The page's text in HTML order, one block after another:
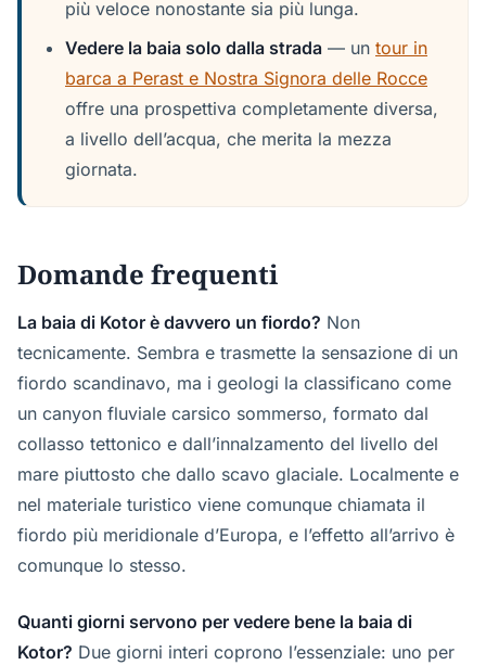
più veloce nonostante sia più lunga.
Vedere la baia solo dalla strada — un tour in
barca a Perast e Nostra Signora delle Rocce
offre una prospettiva completamente diversa,
a livello dell’acqua, che merita la mezza
giornata.
Domande frequenti
La baia di Kotor è davvero un fiordo? Non
tecnicamente. Sembra e trasmette la sensazione di un
fiordo scandinavo, ma i geologi la classificano come
un canyon fluviale carsico sommerso, formato dal
collasso tettonico e dall’innalzamento del livello del
mare piuttosto che dallo scavo glaciale. Localmente e
nel materiale turistico viene comunque chiamata il
fiordo più meridionale d’Europa, e l’effetto all’arrivo è
comunque lo stesso.
Quanti giorni servono per vedere bene la baia di
Kotor? Due giorni interi coprono l’essenziale: uno per